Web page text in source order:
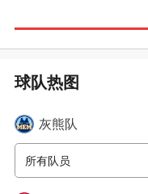
灰熊队
所有队员
球队热图